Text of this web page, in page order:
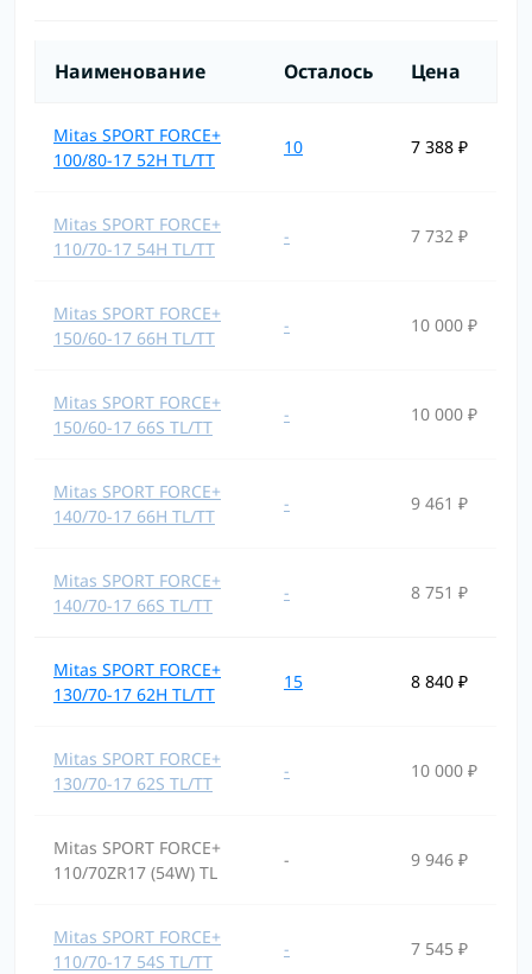
Наименование Осталось Цена
Mitas SPORT FORCE+
100/80-17 52H TL/TT
10 7 388 ₽
Mitas SPORT FORCE+
110/70-17 54H TL/TT
- 7 732 ₽
Mitas SPORT FORCE+
150/60-17 66H TL/TT
- 10 000 ₽
Mitas SPORT FORCE+
150/60-17 66S TL/TT
- 10 000 ₽
Mitas SPORT FORCE+
140/70-17 66H TL/TT
- 9 461 ₽
Mitas SPORT FORCE+
140/70-17 66S TL/TT
- 8 751 ₽
Mitas SPORT FORCE+
130/70-17 62H TL/TT
15 8 840 ₽
Mitas SPORT FORCE+
130/70-17 62S TL/TT
- 10 000 ₽
Mitas SPORT FORCE+
110/70ZR17 (54W) TL
- 9 946 ₽
Mitas SPORT FORCE+
110/70-17 54S TL/TT
- 7 545 ₽